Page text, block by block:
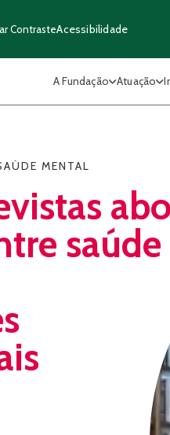
ContrasteAcessibilidade
A Fundação Atuação
MENTAL
saúde